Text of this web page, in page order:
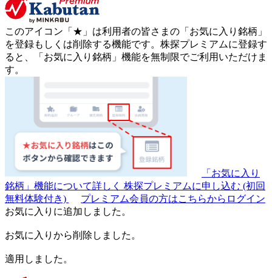
このアイコン 「★」 は利用者の皆さまの 「お気に入り銘柄」
を登録もしくは削除する機能です。 株探プレミアムに登録す
ると、「お気に入り銘柄」機能を無制限でご利用いただけま
す。
「お気に入り
銘柄」機能について詳しく 株探プレミアムに申し込む (初回
無料体験付き)
プレミアム会員の方はこちらからログイン
お気に入りに追加しました。
お気に入りから削除しました。
適用しました。